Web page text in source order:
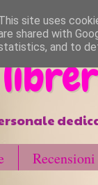
site uses
shared with
and to